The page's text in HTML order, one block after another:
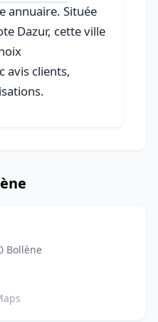
annuaire. Située
Dazur, cette ville
avis clients,
Bollène